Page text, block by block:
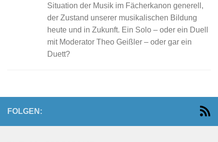
Situation der Musik im Fächerkanon generell,
der Zustand unserer musikalischen Bildung
heute und in Zukunft. Ein Solo – oder ein Duell
mit Moderator Theo Geißler – oder gar ein
Duett?
FOLGEN: